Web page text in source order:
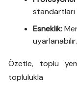
standartları
Esneklik:
uyarlanabilir.
Özetle, toplu
toplulukla